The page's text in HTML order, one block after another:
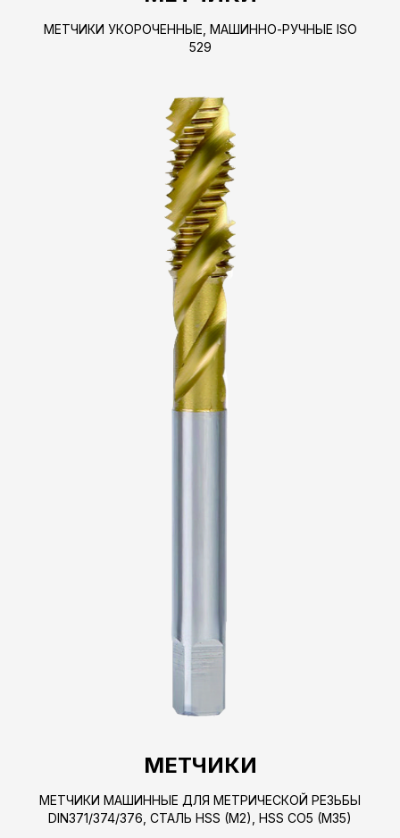
МЕТЧИКИ УКОРОЧЕННЫЕ, МАШИННО-РУЧНЫЕ ISO
529
МЕТЧИКИ
МЕТЧИКИ МАШИННЫЕ ДЛЯ МЕТРИЧЕСКОЙ РЕЗЬБЫ
DIN371/374/376, СТАЛЬ HSS (M2), HSS CO5 (M35)